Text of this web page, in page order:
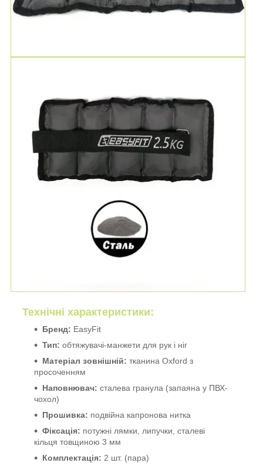
Технічні характеристики:
Бренд: EasyFit
Тип: обтяжувачі-манжети для рук і ніг
Матеріал зовнішній: тканина Oxford з
просоченням
Наповнювач: сталева гранула (запаяна у ПВХ-
чохол)
Прошивка: подвійна капронова нитка
Фіксація: потужні лямки, липучки, сталеві
кільця товщиною 3 мм
Комплектація: 2 шт. (пара)